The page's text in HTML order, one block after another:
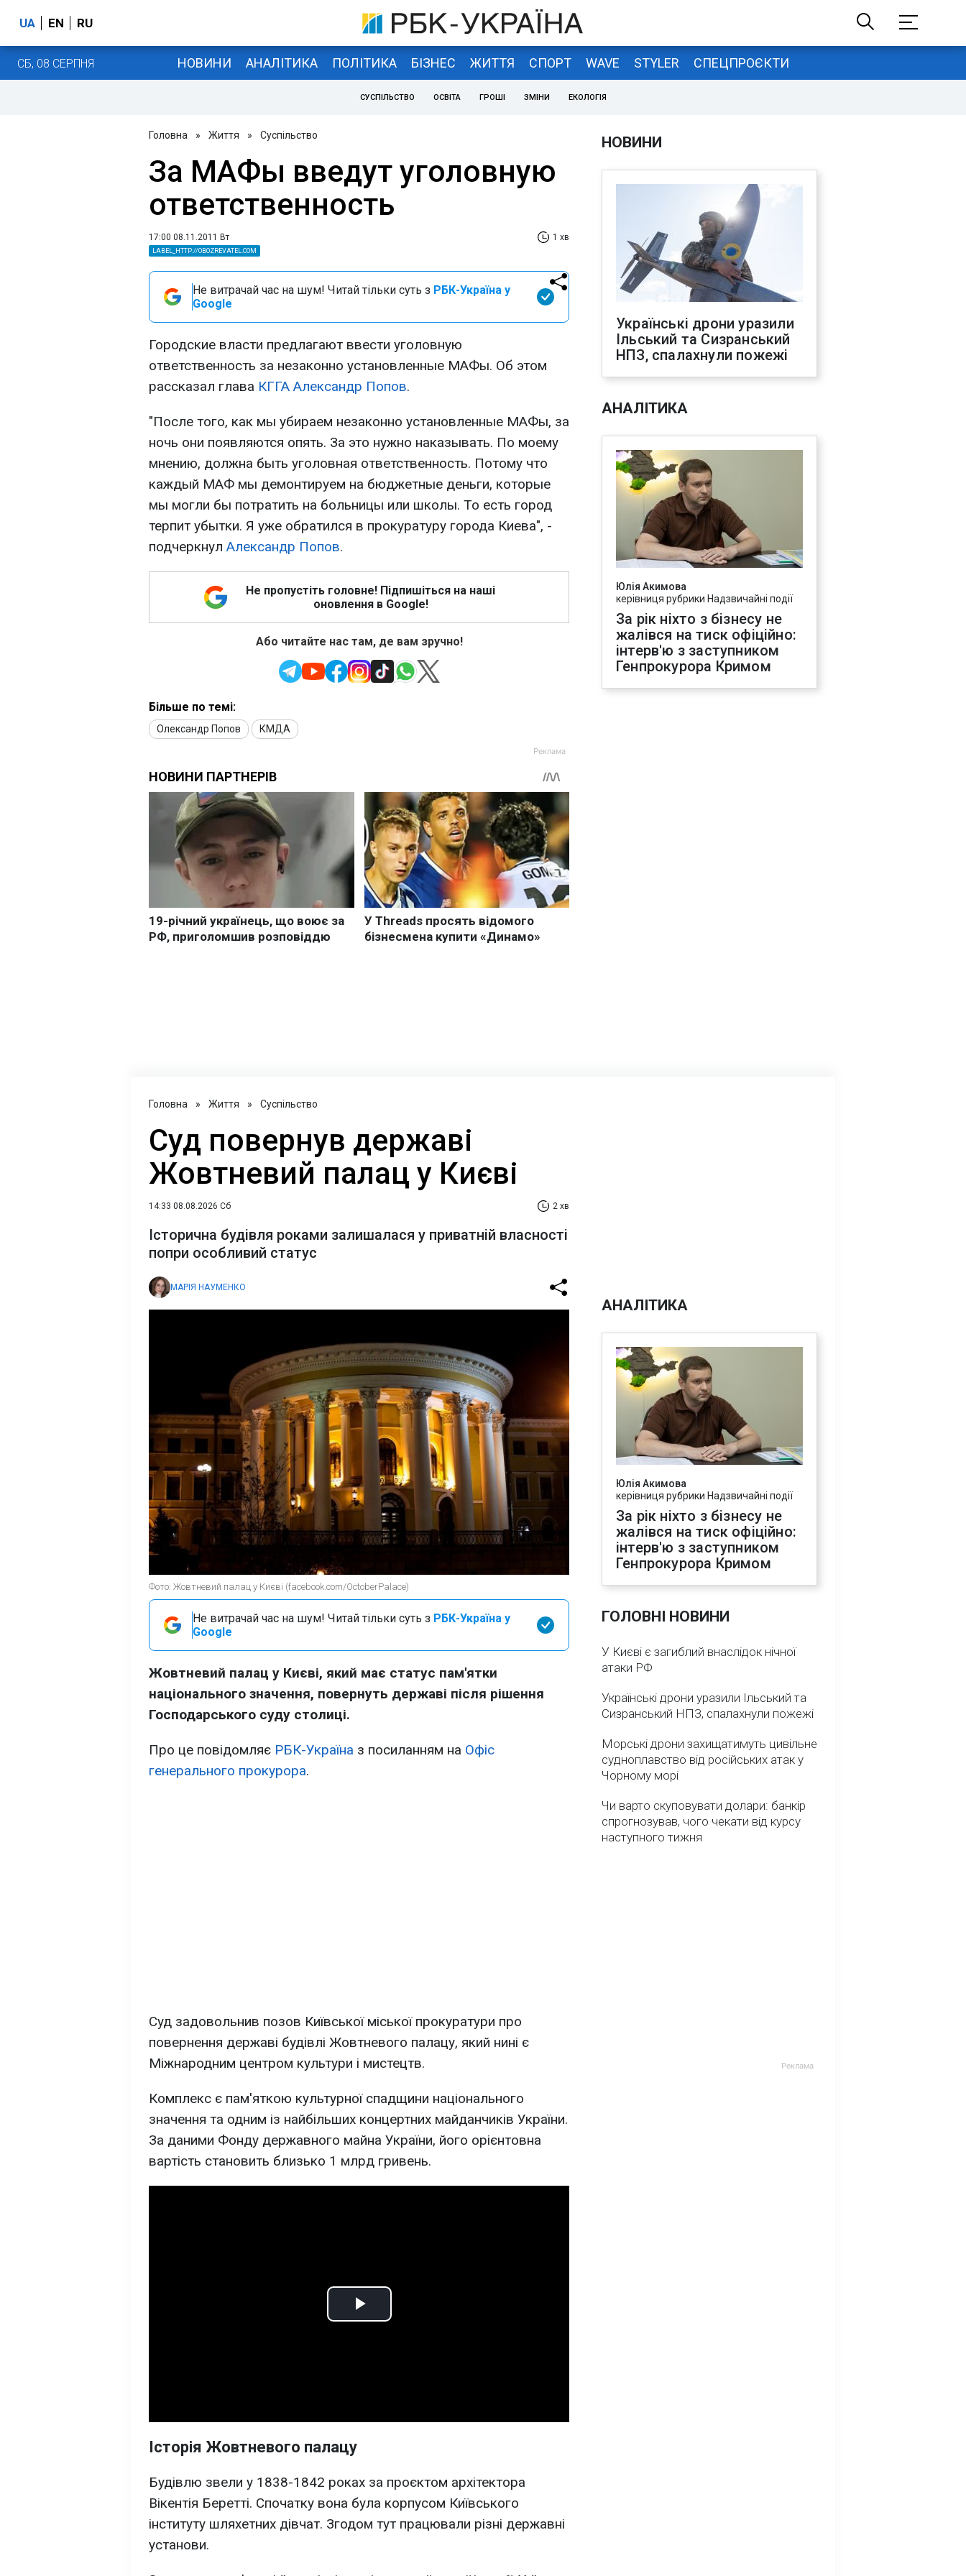
UA EN RU
СБ, 08 СЕРПНЯ НОВИНИ АНАЛІТИКА ПОЛІТИКА БІЗНЕС ЖИТТЯ СПОРТ WAVE STYLER СПЕЦПРОЄКТИ
СУСПІЛЬСТВО ОСВІТА ГРОШІ ЗМІНИ ЕКОЛОГІЯ
Головна » Життя » Суспільство
За МАФы введут уголовную
ответственность
17:00 08.11.2011 Вт 1 хв
LABEL_HTTP://OBOZREVATEL.COM
Не витрачай час на шум! Читай тільки суть з РБК-Україна у
Google
Городские власти предлагают ввести уголовную
ответственность за незаконно установленные МАФы. Об этом
рассказал глава КГГА Александр Попов.
"После того, как мы убираем незаконно установленные МАФы, за
ночь они появляются опять. За это нужно наказывать. По моему
мнению, должна быть уголовная ответственность. Потому что
каждый МАФ мы демонтируем на бюджетные деньги, которые
мы могли бы потратить на больницы или школы. То есть город
терпит убытки. Я уже обратился в прокуратуру города Киева", -
подчеркнул Александр Попов.
Не пропустіть головне! Підпишіться на наші
оновлення в Google!
Або читайте нас там, де вам зручно!
Більше по темі:
Олександр Попов КМДА
НОВИНИ
Українські дрони уразили
Ільський та Сизранський
НПЗ, спалахнули пожежі
АНАЛІТИКА
Юлія Акимова
керівниця рубрики Надзвичайні події
За рік ніхто з бізнесу не
жалівся на тиск офіційно:
інтерв'ю з заступником
Генпрокурора Кримом
Головна » Життя » Суспільство
Суд повернув державі
Жовтневий палац у Києві
14:33 08.08.2026 Сб 2 хв
Історична будівля роками залишалася у приватній власності
попри особливий статус
МАРІЯ НАУМЕНКО
Фото: Жовтневий палац у Києві (facebook.com/OctoberPalace)
Не витрачай час на шум! Читай тільки суть з РБК-Україна у
Google
Жовтневий палац у Києві, який має статус пам'ятки
національного значення, повернуть державі після рішення
Господарського суду столиці.
Про це повідомляє РБК-Україна з посиланням на Офіс
генерального прокурора.
Суд задовольнив позов Київської міської прокуратури про
повернення державі будівлі Жовтневого палацу, який нині є
Міжнародним центром культури і мистецтв.
Комплекс є пам'яткою культурної спадщини національного
значення та одним із найбільших концертних майданчиків України.
За даними Фонду державного майна України, його орієнтовна
вартість становить близько 1 млрд гривень.
Play
Історія Жовтневого палацу
Будівлю звели у 1838-1842 роках за проєктом архітектора
Вікентія Беретті. Спочатку вона була корпусом Київського
інституту шляхетних дівчат. Згодом тут працювали різні державні
установи.
АНАЛІТИКА
Юлія Акимова
керівниця рубрики Надзвичайні події
За рік ніхто з бізнесу не
жалівся на тиск офіційно:
інтерв'ю з заступником
Генпрокурора Кримом
ГОЛОВНІ НОВИНИ
У Києві є загиблий внаслідок нічної
атаки РФ
Українські дрони уразили Ільський та
Сизранський НПЗ, спалахнули пожежі
Морські дрони захищатимуть цивільне
судноплавство від російських атак у
Чорному морі
Чи варто скуповувати долари: банкір
спрогнозував, чого чекати від курсу
наступного тижня